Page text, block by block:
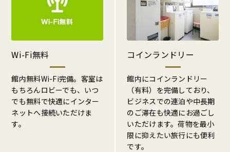
Wi-Fi無料
館内無料Wi-Fi完備。客室は
もちろんロビーでも、いつ
でも無料で快適にインター
ネットへ接続いただけま
す。
コインランドリー
館内にコインランドリー
（有料）を完備しており、
ビジネスでの連泊や中長期
のご滞在も快適にお過ごし
いただけます。荷物を最小
限に抑えたい旅行にも便利
です。